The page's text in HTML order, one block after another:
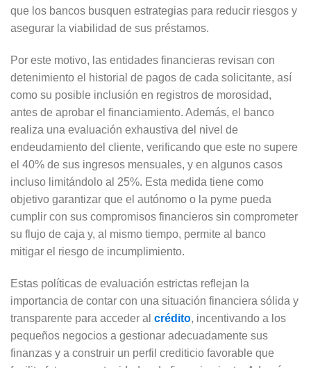
que los bancos busquen estrategias para reducir riesgos y
asegurar la viabilidad de sus préstamos.
Por este motivo, las entidades financieras revisan con
detenimiento el historial de pagos de cada solicitante, así
como su posible inclusión en registros de morosidad,
antes de aprobar el financiamiento. Además, el banco
realiza una evaluación exhaustiva del nivel de
endeudamiento del cliente, verificando que este no supere
el 40% de sus ingresos mensuales, y en algunos casos
incluso limitándolo al 25%. Esta medida tiene como
objetivo garantizar que el autónomo o la pyme pueda
cumplir con sus compromisos financieros sin comprometer
su flujo de caja y, al mismo tiempo, permite al banco
mitigar el riesgo de incumplimiento.
Estas políticas de evaluación estrictas reflejan la
importancia de contar con una situación financiera sólida y
transparente para acceder al crédito, incentivando a los
pequeños negocios a gestionar adecuadamente sus
finanzas y a construir un perfil crediticio favorable que